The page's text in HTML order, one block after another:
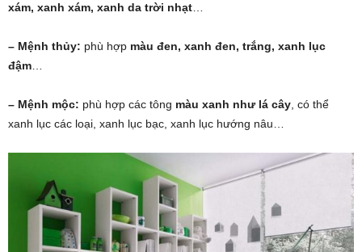
xám, xanh xám, xanh da trời nhạt
– Mệnh thủy: phù hợp màu đen, xanh đen, trắng, xanh lục
đậm
– Mệnh mộc: phù hợp các tông màu xanh như lá cây , có thể
xanh lục các loại, xanh lục bạc, xanh lục hướng nâu…